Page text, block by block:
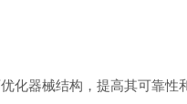
器械结构，提高其可靠性